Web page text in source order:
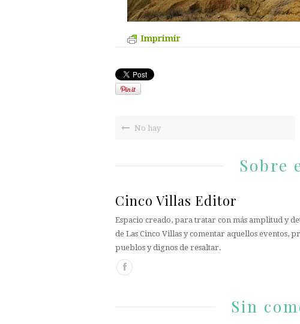
Imprimir
No hay
Sobre
Cinco Villas Editor
Espacio creado, para tratar con más amplitud y
de Las Cinco Villas y comentar aquellos eventos,
pueblos y dignos de resaltar.
Sin